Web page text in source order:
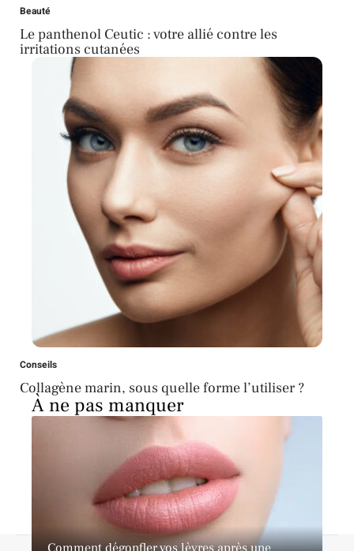
Beauté
Le panthenol Ceutic : votre allié contre les
irritations cutanées
Conseils
Collagène marin, sous quelle forme l’utiliser ?
À ne pas manquer